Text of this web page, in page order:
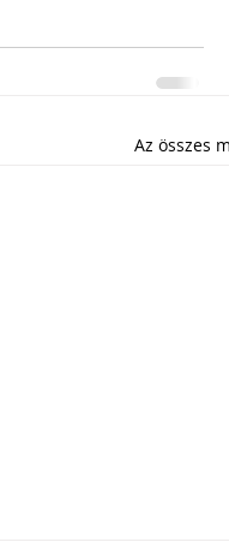
Az összes